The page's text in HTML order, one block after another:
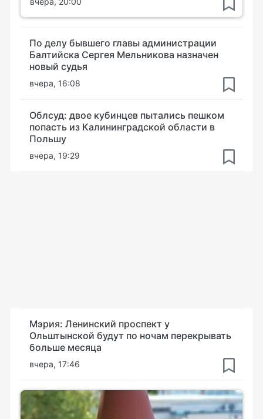
По делу бывшего главы администрации
Балтийска Сергея Мельникова назначен
новый судья
вчера, 16:08
Облсуд: двое кубинцев пытались пешком
попасть из Калининградской области в
Польшу
вчера, 19:29
Мэрия: Ленинский проспект у
Ольштынской будут по ночам перекрывать
больше месяца
вчера, 17:46